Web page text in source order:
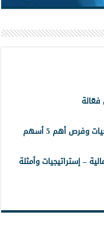
فعّالة
– إستراتيجيات وأمثلة